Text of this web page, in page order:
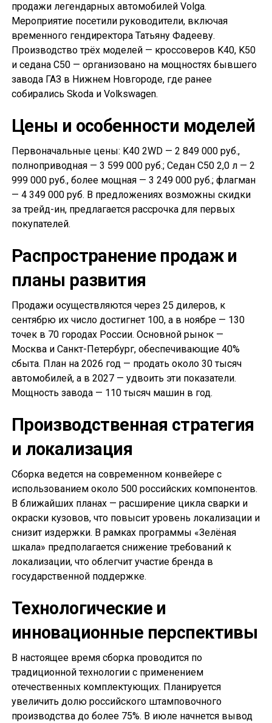
продажи легендарных автомобилей Volga.
Мероприятие посетили руководители, включая
временного гендиректора Татьяну Фадееву.
Производство трёх моделей — кроссоверов K40, K50
и седана С50 — организовано на мощностях бывшего
завода ГАЗ в Нижнем Новгороде, где ранее
собирались Skoda и Volkswagen.
Цены и особенности моделей
Первоначальные цены: K40 2WD — 2 849 000 руб.,
полноприводная — 3 599 000 руб.; Седан С50 2,0 л — 2
999 000 руб., более мощная — 3 249 000 руб.; флагман
— 4 349 000 руб. В предложениях возможны скидки
за трейд-ин, предлагается рассрочка для первых
покупателей.
Распространение продаж и
планы развития
Продажи осуществляются через 25 дилеров, к
сентябрю их число достигнет 100, а в ноябре — 130
точек в 70 городах России. Основной рынок —
Москва и Санкт-Петербург, обеспечивающие 40%
сбыта. План на 2026 год — продать около 30 тысяч
автомобилей, а в 2027 — удвоить эти показатели.
Мощность завода — 110 тысяч машин в год.
Производственная стратегия
и локализация
Сборка ведется на современном конвейере с
использованием около 500 российских компонентов.
В ближайших планах — расширение цикла сварки и
окраски кузовов, что повысит уровень локализации и
снизит издержки. В рамках программы «Зелёная
шкала» предполагается снижение требований к
локализации, что облегчит участие бренда в
государственной поддержке.
Технологические и
инновационные перспективы
В настоящее время сборка проводится по
традиционной технологии с применением
отечественных комплектующих. Планируется
увеличить долю российского штамповочного
производства до более 75%. В июле начнется вывод